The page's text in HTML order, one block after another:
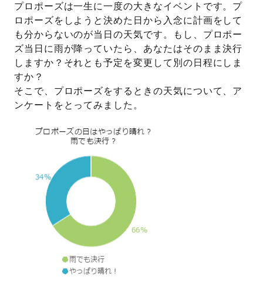
プロポーズは一生に一度の大きなイベントです。プ
ロポーズをしようと決めた日から入念に計画をして
も分からないのが当日の天気です。もし、プロポー
ズ当日に雨が降っていたら、あなたはそのまま決行
しますか？それとも予定を変更して別の日程にしま
すか？
そこで、プロポーズをするときの天気について、ア
ンケートをとってみました。
おすすめの婚約指輪
パーフェクトプロポーズリング
プロポーズシチュエーション診断
プロポーズプラン検索
婚約指輪選び方ガイド
ダイヤモンドの品質とは？
プロポーズの方法
プレゼント
言葉
エピソード
婚約指輪のご購入と
プロポーズのご相談
I-PRIMO公式サイト
I-PRIMO公式オンラインショップ
Follow us on